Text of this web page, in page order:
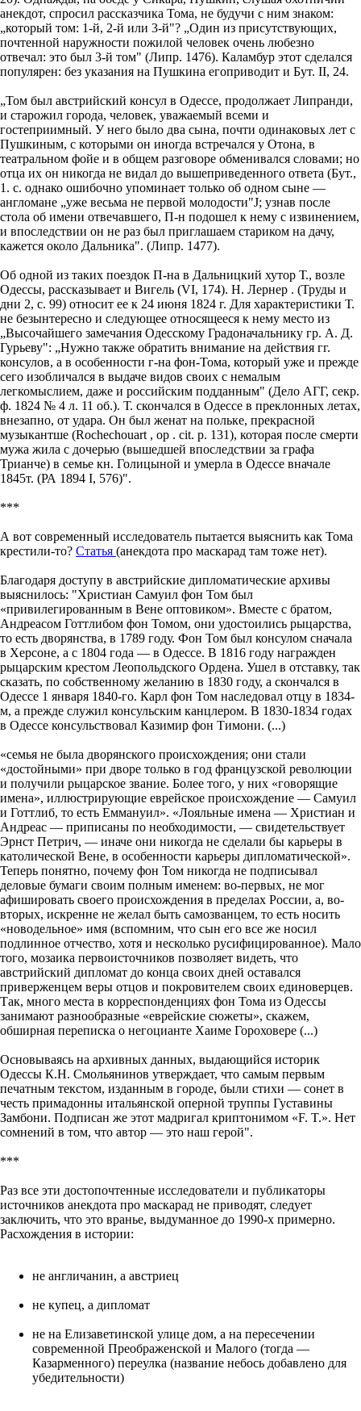
анекдот, спросил рассказчика Тома, не будучи с ним знаком:
„который том: 1-й, 2-й или 3-й"? „Один из присутствующих,
почтенной наружности пожилой человек очень любезно
отвечал: это был 3-й том" (Липр. 1476). Каламбур этот сделался
популярен: без указания на Пушкина егоприводит и Бут. II, 24.
„Том был австрийский консул в Одессе, продолжает Липранди,
и старожил города, человек, уважаемый всеми и
гостеприимный. У него было два сына, почти одинаковых лет с
Пушкиным, с которыми он иногда встречался у Отона, в
театральном фойе и в общем разговоре обменивался словами; но
отца их он никогда не видал до вышеприведенного ответа (Бут.,
1. с. однако ошибочно упоминает только об одном сыне —
англомане „уже весьма не первой молодости"J; узнав после
стола об имени отвечавшего, П-н подошел к нему с извинением,
и впоследствии он не раз был приглашаем стариком на дачу,
кажется около Дальника". (Липр. 1477).
Об одной из таких поездок П-на в Дальницкий хутор Т., возле
Одессы, рассказывает и Вигель (VI, 174). Н. Лернер . (Труды и
дни 2, с. 99) относит ее к 24 июня 1824 г. Для характеристики Т.
не безынтересно и следующее относящееся к нему место из
„Высочайшего замечания Одесскому Градоначальнику гр. А. Д.
Гурьеву": „Нужно также обратить внимание на действия гг.
консулов, а в особенности г-на фон-Тома, который уже и прежде
сего изобличался в выдаче видов своих с немалым
легкомыслием, даже и российским подданным" (Дело АГГ, секр.
ф. 1824 № 4 л. 11 об.). Т. скончался в Одессе в преклонных летах,
внезапно, от удара. Он был женат на польке, прекрасной
музыкантше (Rochechouart , op . cit. p. 131), которая после смерти
мужа жила с дочерью (вышедшей впоследствии за графа
Трианче) в семье кн. Голицыной и умерла в Одессе вначале
1845т. (РА 1894 I, 576)".
***
А вот современный исследователь пытается выяснить как Тома
крестили-то? Статья (анекдота про маскарад там тоже нет).
Благодаря доступу в австрийские дипломатические архивы
выяснилось: "Христиан Самуил фон Том был
«привилегированным в Вене оптовиком». Вместе с братом,
Андреасом Готтлибом фон Томом, они удостоились рыцарства,
то есть дворянства, в 1789 году. Фон Том был консулом сначала
в Херсоне, а с 1804 года — в Одессе. В 1816 году награжден
рыцарским крестом Леопольдского Ордена. Ушел в отставку, так
сказать, по собственному желанию в 1830 году, а скончался в
Одессе 1 января 1840-го. Карл фон Том наследовал отцу в 1834-
м, а прежде служил консульским канцлером. В 1830-1834 годах
в Одессе консульствовал Казимир фон Тимони. (...)
«семья не была дворянского происхождения; они стали
«достойными» при дворе только в год французской революции
и получили рыцарское звание. Более того, у них «говорящие
имена», иллюстрирующие еврейское происхождение — Самуил
и Готтлиб, то есть Еммануил». «Лояльные имена — Христиан и
Андреас — приписаны по необходимости, — свидетельствует
Эрнст Петрич, — иначе они никогда не сделали бы карьеры в
католической Вене, в особенности карьеры дипломатической».
Теперь понятно, почему фон Том никогда не подписывал
деловые бумаги своим полным именем: во-первых, не мог
афишировать своего происхождения в пределах России, а, во-
вторых, искренне не желал быть самозванцем, то есть носить
«новодельное» имя (вспомним, что сын его все же носил
подлинное отчество, хотя и несколько русифицированное). Мало
того, мозаика первоисточников позволяет видеть, что
австрийский дипломат до конца своих дней оставался
приверженцем веры отцов и покровителем своих единоверцев.
Так, много места в корреспонденциях фон Тома из Одессы
занимают разнообразные «еврейские сюжеты», скажем,
обширная переписка о негоцианте Хаиме Гороховере (...)
Основываясь на архивных данных, выдающийся историк
Одессы К.Н. Смольянинов утверждает, что самым первым
печатным текстом, изданным в городе, были стихи — сонет в
честь примадонны итальянской оперной труппы Густавины
Замбони. Подписан же этот мадригал криптонимом «F. T.». Нет
сомнений в том, что автор — это наш герой".
***
Раз все эти достопочтенные исследователи и публикаторы
источников анекдота про маскарад не приводят, следует
заключить, что это вранье, выдуманное до 1990-х примерно.
Расхождения в истории:
не англичанин, а австриец
не купец, а дипломат
не на Елизаветинской улице дом, а на пересечении
современной Преображенской и Малого (тогда —
Казарменного) переулка (название небось добавлено для
убедительности)